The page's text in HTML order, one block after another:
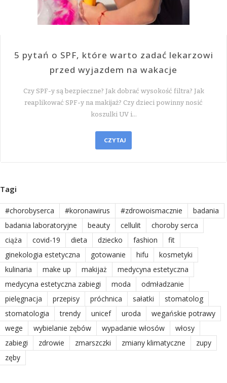
5 pytań o SPF, które warto zadać lekarzowi
przed wyjazdem na wakacje
Czy SPF-y są bezpieczne? Jak dobrać wysokość filtra? Jak
reaplikować SPF-y na makijaż? Czy dzieci powinny nosić
koszulki UV i…
CZYTAJ
Tagi
#chorobyserca #koronawirus #zdrowoismacznie
badania
badania laboratoryjne
beauty cellulit
choroby serca
ciąża
covid-19 dieta dziecko fashion
fit
ginekologia estetyczna
gotowanie hifu
kosmetyki
kulinaria
make up makijaż
medycyna estetyczna
medycyna estetyczna zabiegi
moda
odmładzanie
pielęgnacja
przepisy próchnica sałatki
stomatolog
stomatologia
trendy unicef uroda
wegańskie potrawy
wege
wybielanie zębów wypadanie włosów
włosy
zabiegi
zdrowie zmarszczki zmiany klimatyczne
zupy
zęby